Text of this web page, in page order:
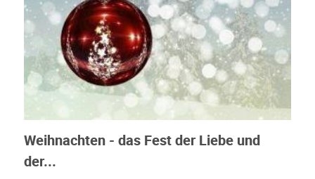
Weihnachten - das Fest der Liebe und
der...